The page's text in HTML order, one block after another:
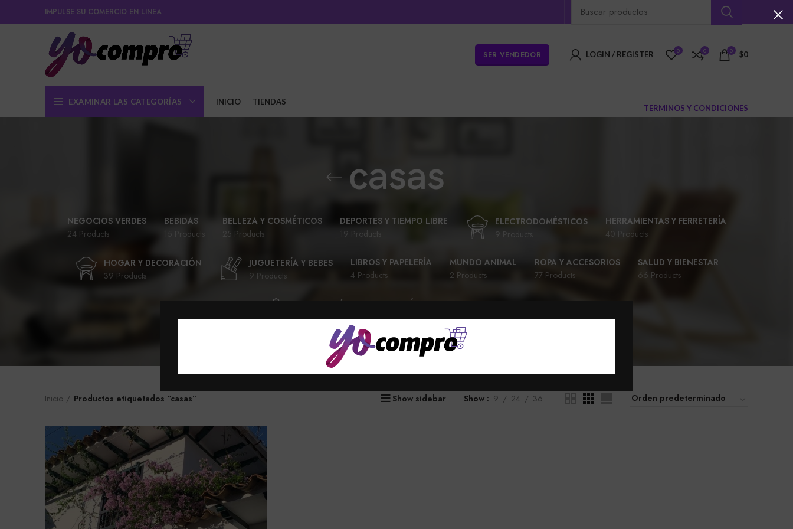
IMPULSE SU COMERCIO EN LINEA
SER VENDEDOR LOGIN / REGISTER 0 0 0 $0
EXAMINAR LAS CATEGORÍAS INICIO TIENDAS
TERMINOS Y CONDICIONES
casas
NEGOCIOS VERDES
24 Products
BEBIDAS
15 Products
BELLEZA Y COSMÉTICOS
25 Products
DEPORTES Y TIEMPO LIBRE
19 Products
ELECTRODOMÉSTICOS
9 Products
HERRAMIENTAS Y FERRETERÍA
40 Products
HOGAR Y DECORACIÓN
39 Products
JUGUETERÍA Y BEBES
9 Products
LIBROS Y PAPELERÍA
4 Products
MUNDO ANIMAL
2 Products
ROPA Y ACCESORIOS
77 Products
SALUD Y BIENESTAR
66 Products
TECNOLOGÍA Y MAS
58 Products
VEHÍCULOS
28 Products
UNCATEGORIZED
6 Products
Inicio Productos etiquetados “casas” Show sidebar Show 9 24 36